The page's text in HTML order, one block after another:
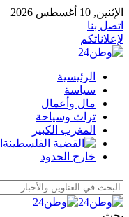
الإثنين, 10 أغسطس 2026
اتصل بنا
لإعلاناتكم
الرئيسية
سياسة
مال وأعمال
تراث وسياحة
المغرب الكبير
خارج الحدود